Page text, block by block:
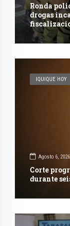
Ronda
drogas
IQUIQUE HOY
Agosto 6, 2026
Corte
durante